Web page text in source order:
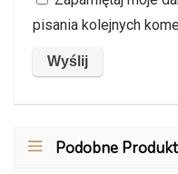
pisania kolejnych
Podobne